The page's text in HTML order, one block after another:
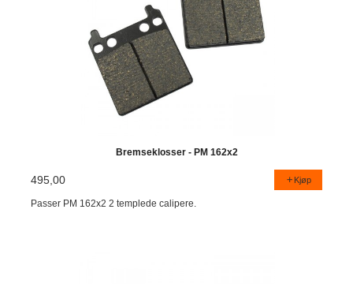
Bremseklosser - PM 162x2
495,00 Kjøp
Passer PM 162x2 2 templede calipere.